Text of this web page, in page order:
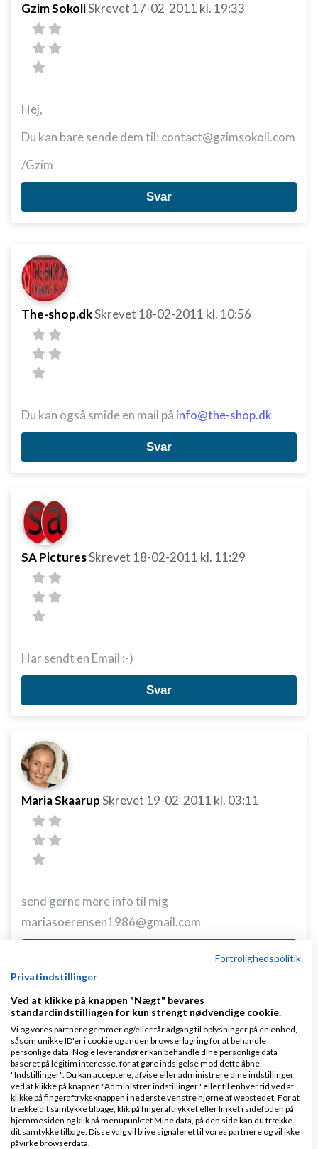
Gzim SokoliSkrevet 17-02-2011 kl. 19:33
Hej,
Du kan bare sende dem til: contact@gzimsokoli.com
/Gzim
Svar
The-shop.dkSkrevet 18-02-2011 kl. 10:56
Du kan også smide en mail på info@the-shop.dk
Svar
SA PicturesSkrevet 18-02-2011 kl. 11:29
Har sendt en Email :-)
Svar
Maria SkaarupSkrevet 19-02-2011 kl. 03:11
send gerne mere info til mig
mariasoerensen1986@gmail.com
Helle.pigeSkrevet26-02-2011kl. 18:24
Fortrolighedspolitik
Privatindstillinger
Ved at klikke på knappen "Nægt" bevares
standardindstillingen for kun strengt nødvendige cookie.
Vi og vores partnere gemmer og/eller får adgang til oplysninger på en enhed,
såsom unikke ID'er i cookie og anden browserlagring for at behandle
personlige data. Nogle leverandører kan behandle dine personlige data
baseret på legitim interesse, for at gøre indsigelse mod dette åbne
"Indstillinger". Du kan acceptere, afvise eller administrere dine indstillinger
ved at klikke på knappen "Administrer indstillinger" eller til enhver tid ved at
klikke på fingeraftryksknappen i nederste venstre hjørne af webstedet. For at
trække dit samtykke tilbage, klik på fingeraftrykket eller linket i sidefoden på
hjemmesiden og klik på menupunktet Mine data, på den side kan du trække
dit samtykke tilbage. Disse valg vil blive signaleret til vores partnere og vil ikke
påvirke browserdata.